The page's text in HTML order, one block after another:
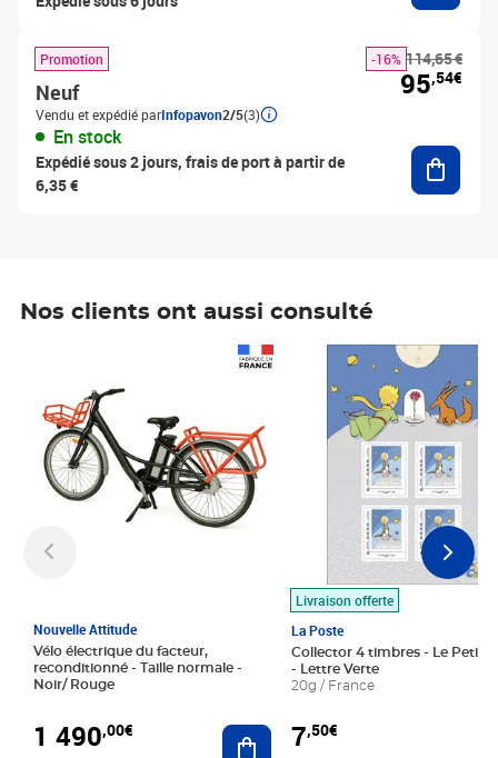
Promotion
Neuf
Vendu et expédié parInfopavon2/5(3)
En stock
Expédié sous 2 jours, frais de port à partir de
6,35 €
114,65 €
-16%
95,54€
Nos clients ont aussi consulté
Nouvelle Attitude
Vélo électrique du facteur,
reconditionné - Taille normale -
Noir/ Rouge
1 490,00€ Ajouter au panier
Livraison offerte
La Poste
Collector 4 timbres - Le Petit
- Lettre Verte
20g / France
7,50€
Prix 7,50€